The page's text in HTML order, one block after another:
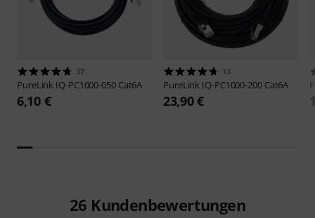
37
PureLink IQ-PC1000-050 Cat6A
6,10 €
13
PureLink IQ-PC1000-200 Cat6A
23,90 €
26 Kundenbewertungen